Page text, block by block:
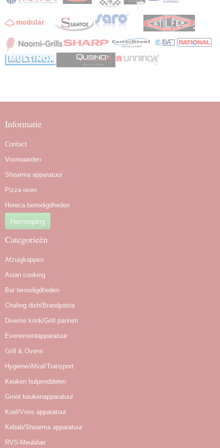
Informatie
Contact
Voorwaarden
Shoarma apparatuur
Pizza oven
Horeca benodigdheden
Herroeping
Categorieën
Afzuigkappen
Asian cooking
Bar benodigdheden
Chafing dish/Brandpasta
Diverse kook/Grill pannen
Evenementapparatuur
Grill & Ovens
Hygiene/Afval/Transport
Keuken hulpmiddelen
Groot keukenapparatuur
Koel/Vries apparatuur
Kebab/Shoarma apparatuur
RVS-Meubilair